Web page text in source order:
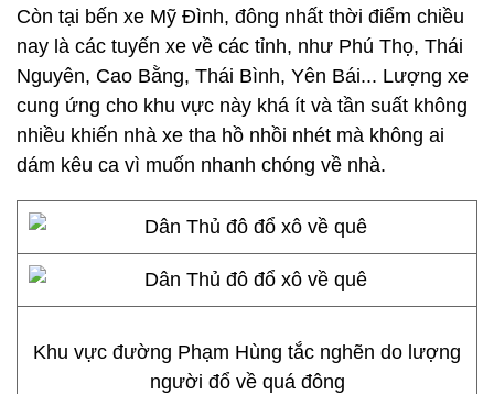
Còn tại bến xe Mỹ Đình, đông nhất thời điểm chiều
nay là các tuyến xe về các tỉnh, như Phú Thọ, Thái
Nguyên, Cao Bằng, Thái Bình, Yên Bái... Lượng xe
cung ứng cho khu vực này khá ít và tần suất không
nhiều khiến nhà xe tha hồ nhồi nhét mà không ai
dám kêu ca vì muốn nhanh chóng về nhà.
Khu vực đường Phạm Hùng tắc nghẽn do lượng
người đổ về quá đông